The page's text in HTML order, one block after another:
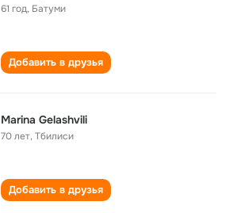
61 год, Батуми
Добавить в друзья
Marina Gelashvili
70 лет,Тбилиси
Добавить в друзья